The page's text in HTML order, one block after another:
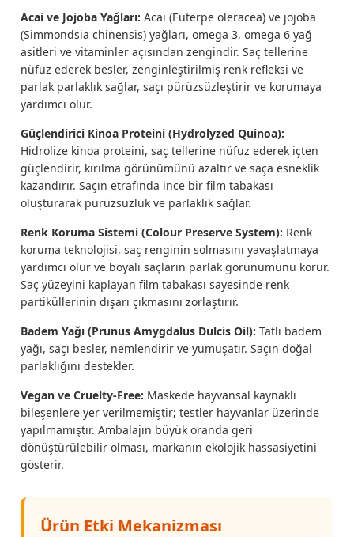
Acai ve Jojoba Yağları: Acai (Euterpe oleracea) ve jojoba
(Simmondsia chinensis) yağları, omega 3, omega 6 yağ
asitleri ve vitaminler açısından zengindir. Saç tellerine
nüfuz ederek besler, zenginleştirilmiş renk refleksi ve
parlak parlaklık sağlar, saçı pürüzsüzleştirir ve korumaya
yardımcı olur.
Güçlendirici Kinoa Proteini (Hydrolyzed Quinoa):
Hidrolize kinoa proteini, saç tellerine nüfuz ederek içten
güçlendirir, kırılma görünümünü azaltır ve saça esneklik
kazandırır. Saçın etrafında ince bir film tabakası
oluşturarak pürüzsüzlük ve parlaklık sağlar.
Renk Koruma Sistemi (Colour Preserve System): Renk
koruma teknolojisi, saç renginin solmasını yavaşlatmaya
yardımcı olur ve boyalı saçların parlak görünümünü korur.
Saç yüzeyini kaplayan film tabakası sayesinde renk
partiküllerinin dışarı çıkmasını zorlaştırır.
Badem Yağı (Prunus Amygdalus Dulcis Oil): Tatlı badem
yağı, saçı besler, nemlendirir ve yumuşatır. Saçın doğal
parlaklığını destekler.
Vegan ve Cruelty-Free: Maskede hayvansal kaynaklı
bileşenlere yer verilmemiştir; testler hayvanlar üzerinde
yapılmamıştır. Ambalajın büyük oranda geri
dönüştürülebilir olması, markanın ekolojik hassasiyetini
gösterir.
Ürün Etki Mekanizması